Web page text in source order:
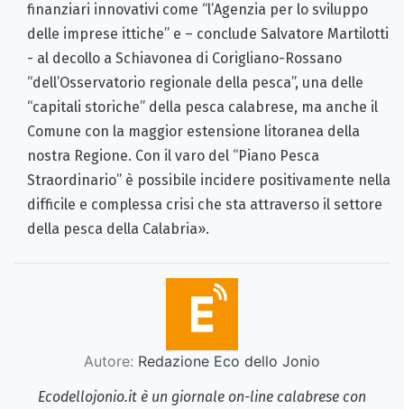
finanziari innovativi come “l’Agenzia per lo sviluppo
delle imprese ittiche” e – conclude Salvatore Martilotti
- al decollo a Schiavonea di Corigliano-Rossano
“dell’Osservatorio regionale della pesca”, una delle
“capitali storiche” della pesca calabrese, ma anche il
Comune con la maggior estensione litoranea della
nostra Regione. Con il varo del “Piano Pesca
Straordinario” è possibile incidere positivamente nella
difficile e complessa crisi che sta attraverso il settore
della pesca della Calabria».
Autore: Redazione Eco dello Jonio
Ecodellojonio.it è un giornale on-line calabrese con